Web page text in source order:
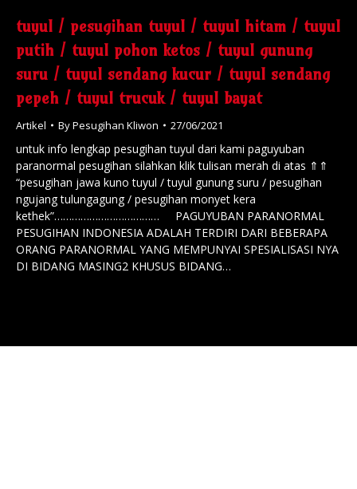
tuyul / pesugihan tuyul / tuyul hitam / tuyul
putih / tuyul pohon ketos / tuyul gunung
suru / tuyul sendang kucur / tuyul sendang
pepeh / tuyul trucuk / tuyul bayat
Artikel ByPesugihan Kliwon 27/06/2021
untuk info lengkap pesugihan tuyul dari kami paguyuban
paranormal pesugihan silahkan klik tulisan merah di atas ⇑⇑
“pesugihan jawa kuno tuyul / tuyul gunung suru / pesugihan
ngujang tulungagung / pesugihan monyet kera
kethek”……………………………… PAGUYUBAN PARANORMAL
PESUGIHAN INDONESIA ADALAH TERDIRI DARI BEBERAPA
ORANG PARANORMAL YANG MEMPUNYAI SPESIALISASI NYA
DI BIDANG MASING2 KHUSUS BIDANG…